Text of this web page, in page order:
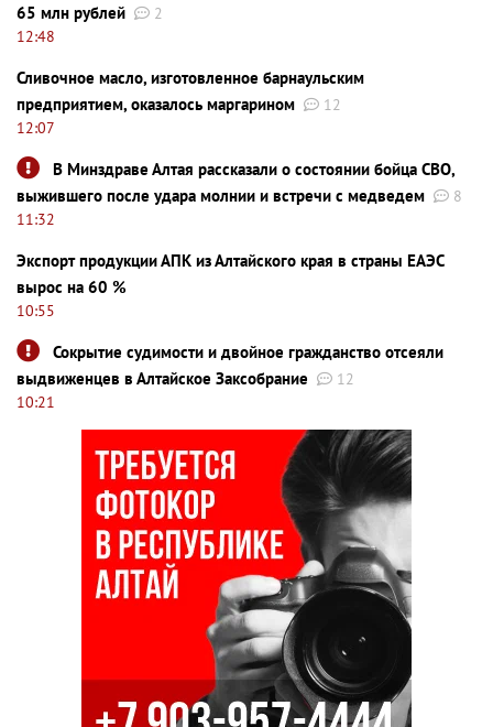
65 млн рублей
2
12:48
Сливочное масло, изготовленное барнаульским
предприятием, оказалось маргарином
12
12:07
В Минздраве Алтая рассказали о состоянии бойца СВО,
выжившего после удара молнии и встречи с медведем
8
11:32
Экспорт продукции АПК из Алтайского края в страны ЕАЭС
вырос на 60 %
10:55
Сокрытие судимости и двойное гражданство отсеяли
выдвиженцев в Алтайское Заксобрание
12
10:21